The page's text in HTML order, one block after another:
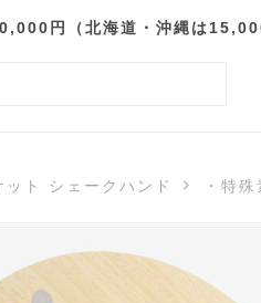
円（北海道・沖縄は
ット シェークハンド ・特